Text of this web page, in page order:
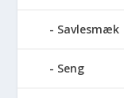
Savlesmæk
Seng